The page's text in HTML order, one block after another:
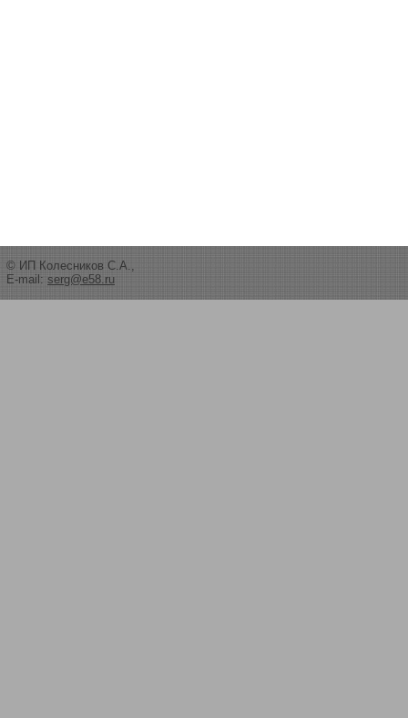
© ИП Колесников С.А.,
E-mail: serg@e58.ru